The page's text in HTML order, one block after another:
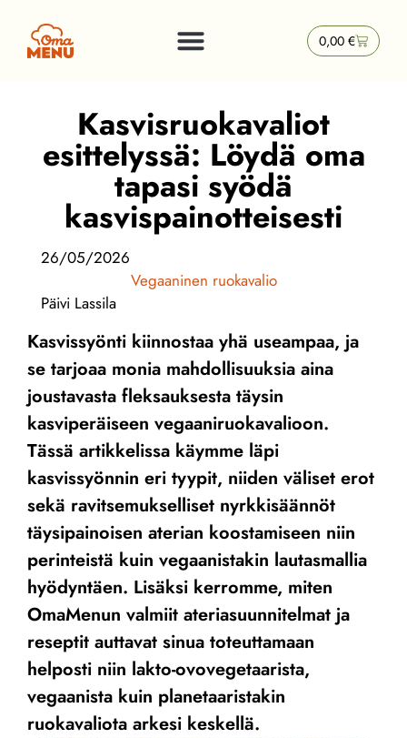
0,00 €
Kasvisruokavaliot
esittelyssä: Löydä oma
tapasi syödä
kasvispainotteisesti
26/05/2026
Vegaaninen ruokavalio
Päivi Lassila
Kasvissyönti kiinnostaa yhä useampaa, ja
se tarjoaa monia mahdollisuuksia aina
joustavasta fleksauksesta täysin
kasviperäiseen vegaaniruokavalioon.
Tässä artikkelissa käymme läpi
kasvissyönnin eri tyypit, niiden väliset erot
sekä ravitsemukselliset nyrkkisäännöt
täysipainoisen aterian koostamiseen niin
perinteistä kuin vegaanistakin lautasmallia
hyödyntäen. Lisäksi kerromme, miten
OmaMenun valmiit ateriasuunnitelmat ja
reseptit auttavat sinua toteuttamaan
helposti niin lakto-ovovegetaarista,
vegaanista kuin planetaaristakin
ruokavaliota arkesi keskellä.